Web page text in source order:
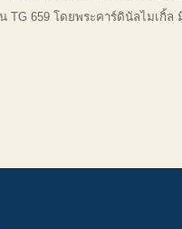
TG 659 โดยพระคาร์ดินัลไมเ
ยองค์ในพระวิหาร ลูกแก
กาศ เรื่อง “ปีแห่งความเชื่อ”